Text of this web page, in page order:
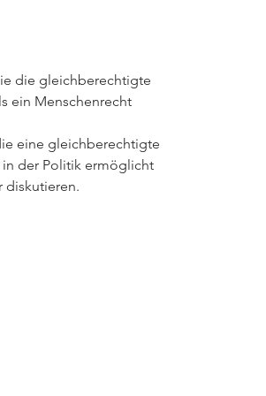
die gleichberechtigte
ein Menschenrecht
eine gleichberechtigte
der Politik ermöglicht
diskutieren.